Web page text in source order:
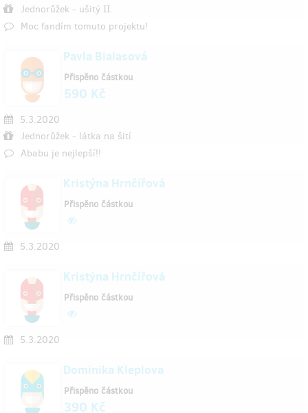
Jednorůžek - ušitý II.
Moc fandím tomuto projektu!
Pavla Bialasová
5.3.2020
Jednorůžek - látka na šití
Ababu je nejlepší!!
Přispěno částkou
590 Kč
Kristýna Hrnčířová
5.3.2020
Přispěno částkou
Kristýna Hrnčířová
5.3.2020
Přispěno částkou
Dominika Kleplova
Přispěno částkou
390 Kč